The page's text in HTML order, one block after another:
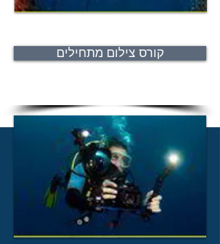
קורס צילום מתחילים